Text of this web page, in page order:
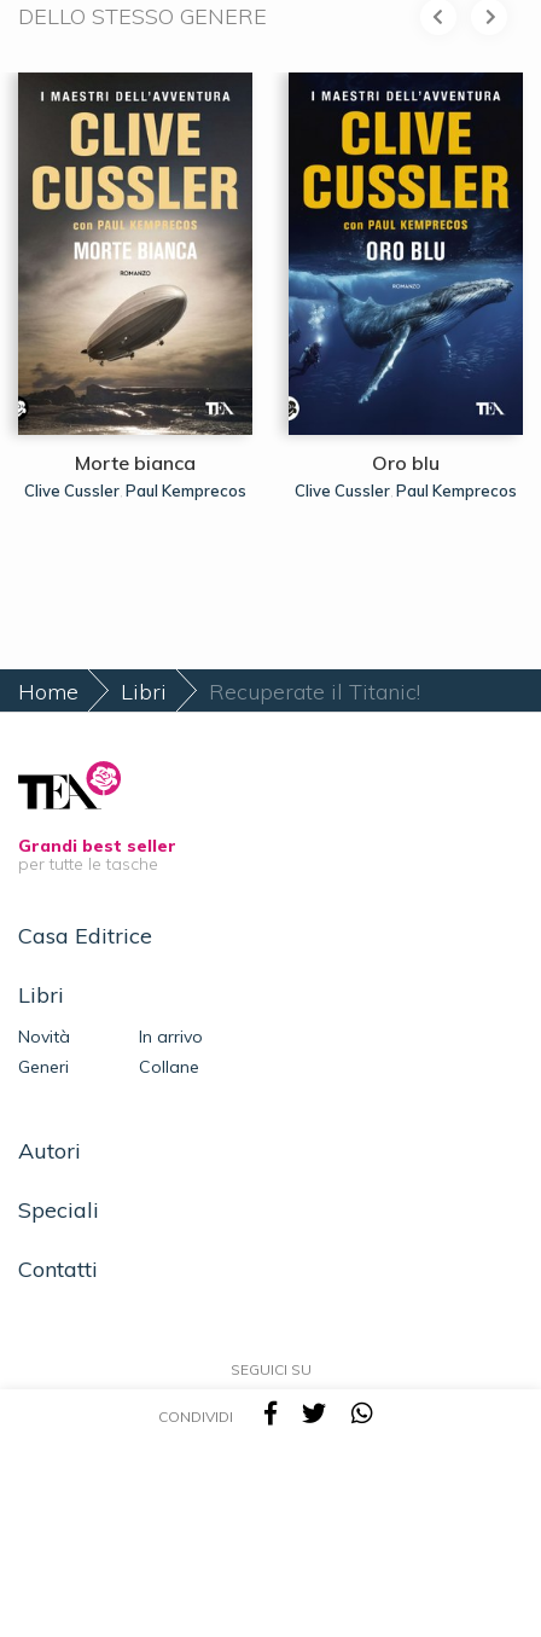
DELLO STESSO GENERE
Morte bianca
Clive Cussler, Paul Kemprecos
Oro blu
Clive Cussler, Paul Kemprecos
CONDIVIDI
Home Libri Recuperate il Titanic!
Grandi best seller
per tutte le tasche
Casa Editrice
Libri
Novità
In arrivo
Generi
Collane
Autori
Speciali
Contatti
SEGUICI SU